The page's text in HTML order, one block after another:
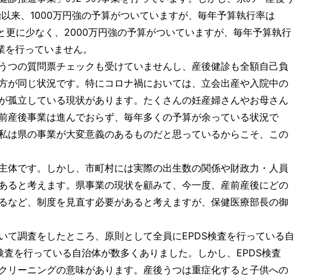
来、1000万円強の予算がついていますが、毎年予算執行率は
に少なく、2000万円強の予算がついていますが、毎年予算執行
行っていません。
の質問票チェックも受けていませんし、産後健診も全額自己負
同じ状況です。特にコロナ禍においては、立会出産や入院中の
立している現状があります。たくさんの妊産婦さんやお母さん
後事業は進んでおらず、毎年多くの予算が余っている状況で
県の事業が大変意義のあるものだと思っているからこそ、この
です。しかし、市町村には実際の出生数の関係や財政力・人員
と考えます。県事業の現状を顧みて、今一度、産前産後にどの
ど、制度を見直す必要があると考えますが、保健医療部長の御
調査をしたところ、原則として全員にEPDS検査を行っている自
を行っている自治体が数多くありました。しかし、EPDS検査
ーニングの意味があります。産後うつは重症化すると子供への